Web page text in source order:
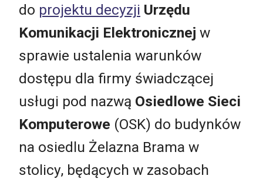
do projektu decyzji Urzędu
Komunikacji Elektronicznej w
sprawie ustalenia warunków
dostępu dla firmy świadczącej
usługi pod nazwą Osiedlowe Sieci
Komputerowe (OSK) do budynków
na osiedlu Żelazna Brama w
stolicy, będących w zasobach